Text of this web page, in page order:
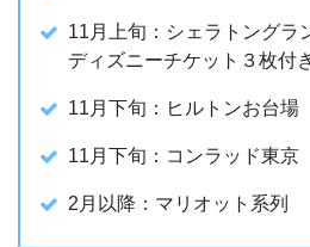
11月上旬：シェラトングラ
ディズニーチケット３枚付
11月下旬：ヒルトンお台場
11月下旬：コンラッド東京
2月以降：マリオット系列